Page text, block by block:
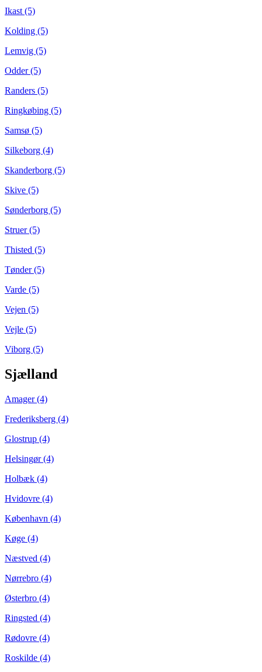
Ikast (5)
Kolding (5)
Lemvig (5)
Odder (5)
Randers (5)
Ringkøbing (5)
Samsø (5)
Silkeborg (4)
Skanderborg (5)
Skive (5)
Sønderborg (5)
Struer (5)
Thisted (5)
Tønder (5)
Varde (5)
Vejen (5)
Vejle (5)
Viborg (5)
Sjælland
Amager (4)
Frederiksberg (4)
Glostrup (4)
Helsingør (4)
Holbæk (4)
Hvidovre (4)
København (4)
Køge (4)
Næstved (4)
Nørrebro (4)
Østerbro (4)
Ringsted (4)
Rødovre (4)
Roskilde (4)